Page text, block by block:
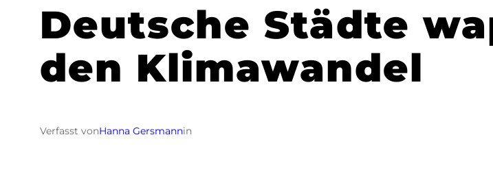
Deutsche Städte
den Klimawandel
Verfasst vonHanna Gersmannin